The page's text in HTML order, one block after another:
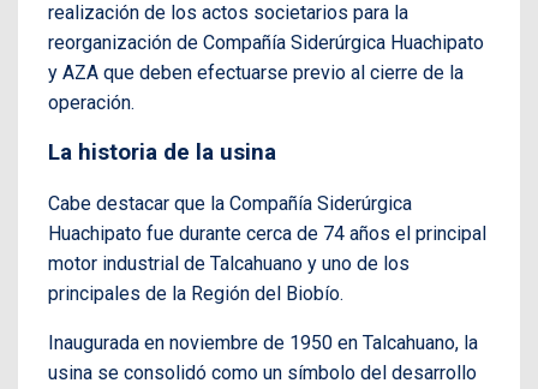
realización de los actos societarios para la
reorganización de Compañía Siderúrgica Huachipato
y AZA que deben efectuarse previo al cierre de la
operación.
La historia de la usina
Cabe destacar que la Compañía Siderúrgica
Huachipato fue durante cerca de 74 años el principal
motor industrial de Talcahuano y uno de los
principales de la Región del Biobío.
Inaugurada en noviembre de 1950 en Talcahuano, la
usina se consolidó como un símbolo del desarrollo